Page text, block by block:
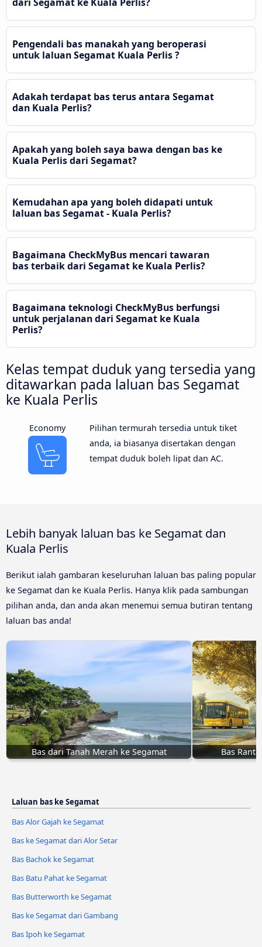
Pengendali bas manakah yang beroperasi
untuk laluan Segamat Kuala Perlis ?
Adakah terdapat bas terus antara Segamat
dan Kuala Perlis?
Apakah yang boleh saya bawa dengan bas ke
Kuala Perlis dari Segamat?
Kemudahan apa yang boleh didapati untuk
laluan bas Segamat - Kuala Perlis?
Bagaimana CheckMyBus mencari tawaran
bas terbaik dari Segamat ke Kuala Perlis?
Bagaimana teknologi CheckMyBus berfungsi
untuk perjalanan dari Segamat ke Kuala
Perlis?
Kelas tempat duduk yang tersedia yang
ditawarkan pada laluan bas Segamat
ke Kuala Perlis
Economy
Pilihan termurah tersedia untuk tiket
anda, ia biasanya disertakan dengan
tempat duduk boleh lipat dan AC.
Lebih banyak laluan bas ke Segamat dan
Kuala Perlis
Berikut ialah gambaran keseluruhan laluan bas paling popular
ke Segamat dan ke Kuala Perlis. Hanya klik pada sambungan
pilihan anda, dan anda akan menemui semua butiran tentang
laluan bas anda!
Bas dari Tanah Merah ke Segamat Bas
Laluan bas ke Segamat
Bas Alor Gajah ke Segamat
Bas ke Segamat dari Alor Setar
Bas Bachok ke Segamat
Bas Batu Pahat ke Segamat
Bas Butterworth ke Segamat
Bas ke Segamat dari Gambang
Bas Ipoh ke Segamat